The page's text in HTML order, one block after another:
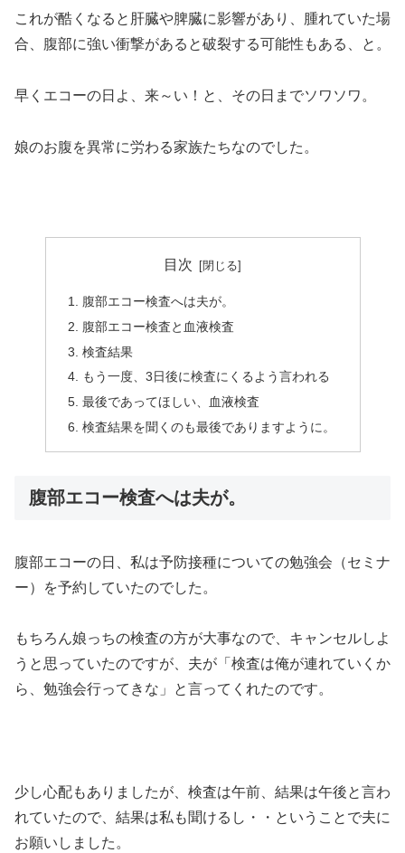
これが酷くなると肝臓や脾臓に影響があり、腫れていた場
合、腹部に強い衝撃があると破裂する可能性もある、と。
早くエコーの日よ、来～い！と、その日までソワソワ。
娘のお腹を異常に労わる家族たちなのでした。
目次
腹部エコー検査へは夫が。
腹部エコー検査と血液検査
検査結果
もう一度、3日後に検査にくるよう言われる
最後であってほしい、血液検査
検査結果を聞くのも最後でありますように。
腹部エコー検査へは夫が。
腹部エコーの日、私は予防接種についての勉強会（セミナ
ー）を予約していたのでした。
もちろん娘っちの検査の方が大事なので、キャンセルしよ
うと思っていたのですが、夫が「検査は俺が連れていくか
ら、勉強会行ってきな」と言ってくれたのです。
少し心配もありましたが、検査は午前、結果は午後と言わ
れていたので、結果は私も聞けるし・・ということで夫に
お願いしました。